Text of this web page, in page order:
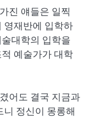
진 얘들은 일찍
영재반에 입학하
대학의 입학을
예술가가 대학
어도 결국 지금과
정신이 몽롱해